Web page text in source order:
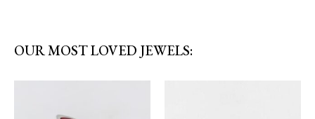
OUR MOST LOVED JEWELS: